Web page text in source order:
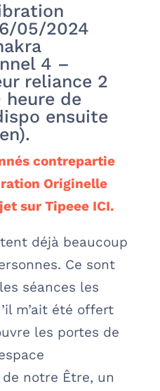
05/2024
4 –
reliance 2
heure de
ensuite
contrepartie
Originelle
sur Tipeee ICI.
déjà beaucoup
Ce sont
séances les
m’ait été offert
les portes de
notre Être, un